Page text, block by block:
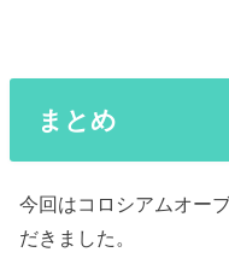
まとめ
今回はコロシアムオー
だきました。